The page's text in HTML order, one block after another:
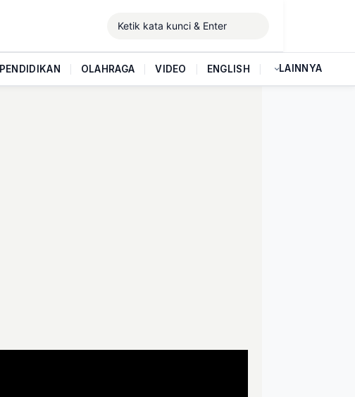
PENDIDIKAN OLAHRAGA VIDEO ENGLISH LAINNYA